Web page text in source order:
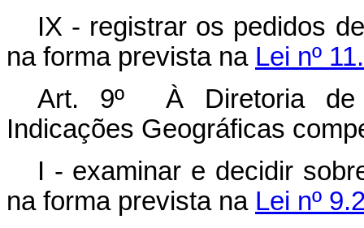
IX - registrar os pedidos
na forma prevista na Lei nº
Art. 9º À Diretoria de
Indicações Geográficas
I - examinar e decidir
na forma prevista na Lei nº